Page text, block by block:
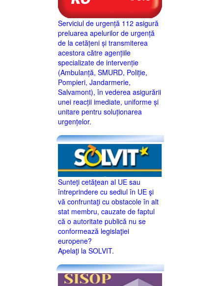
Serviciul de urgență 112 asigură
preluarea apelurilor de urgență
de la cetățeni și transmiterea
acestora către agențiile
specializate de intervenție
(Ambulanță, SMURD, Poliție,
Pompieri, Jandarmerie,
Salvamont), în vederea asigurării
unei reacții imediate, uniforme și
unitare pentru soluționarea
urgențelor.
Sunteţi cetăţean al UE sau
întreprindere cu sediul în UE şi
vă confruntaţi cu obstacole în alt
stat membru, cauzate de faptul
că o autoritate publică nu se
conformează legislaţiei
europene?
Apelaţi la SOLVIT.